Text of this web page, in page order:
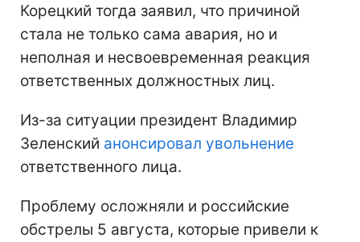
Корецкий тогда заявил, что причиной
стала не только сама авария, но и
неполная и несвоевременная реакция
ответственных должностных лиц.
Из-за ситуации президент Владимир
Зеленский анонсировал увольнение
ответственного лица.
Проблему осложняли и российские
обстрелы 5 августа, которые привели к